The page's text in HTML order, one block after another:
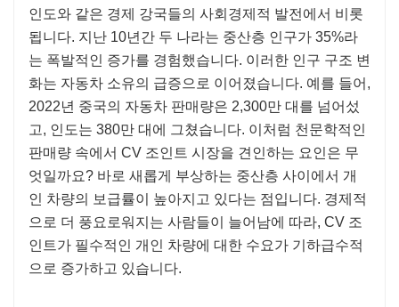
인도와 같은 경제 강국들의 사회경제적 발전에서 비롯
됩니다. 지난 10년간 두 나라는 중산층 인구가 35%라
는 폭발적인 증가를 경험했습니다. 이러한 인구 구조 변
화는 자동차 소유의 급증으로 이어졌습니다. 예를 들어,
2022년 중국의 자동차 판매량은 2,300만 대를 넘어섰
고, 인도는 380만 대에 그쳤습니다. 이처럼 천문학적인
판매량 속에서 CV 조인트 시장을 견인하는 요인은 무
엇일까요? 바로 새롭게 부상하는 중산층 사이에서 개
인 차량의 보급률이 높아지고 있다는 점입니다. 경제적
으로 더 풍요로워지는 사람들이 늘어남에 따라, CV 조
인트가 필수적인 개인 차량에 대한 수요가 기하급수적
으로 증가하고 있습니다.